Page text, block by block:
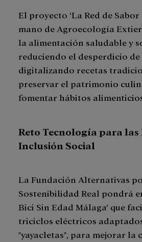
El proyecto ‘La Red de Sabor
mano de Agroecología
la alimentación saludable y
reduciendo el desperdicio
digitalizando recetas
preservar el patrimonio
fomentar hábitos
Reto Tecnología para las
Inclusión Social
La Fundación Alternativas
Sostenibilidad Real pondrá
Bici Sin Edad Málaga’ que
triciclos eléctricos
"yayacletas", para mejorar la